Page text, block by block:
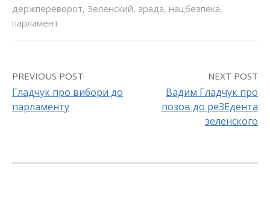
держпереворот, Зеленский, зрада, нацбезпека,
парламент
P
s
PREVIOUS POST
Гладчук про вибори до
парламенту
NEXT POST
Вадим Гладчук про
позов до реЗЕдента
зеленского